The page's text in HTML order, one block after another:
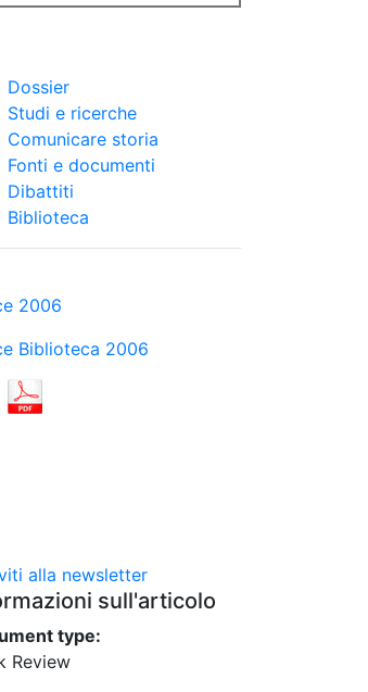
Dossier
Studi e ricerche
Comunicare storia
Fonti e documenti
Dibattiti
Biblioteca
2006
Biblioteca 2006
alla newsletter
sull'articolo
type:
Review